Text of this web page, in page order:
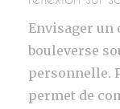
Envisager un
bouleverse
personnelle.
permet de